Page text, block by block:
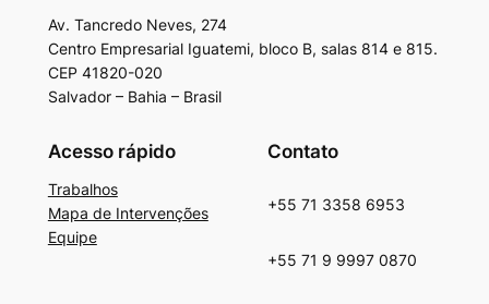
Av. Tancredo Neves, 274
Centro Empresarial Iguatemi, bloco B, salas 814 e 815.
CEP 41820-020
Salvador – Bahia – Brasil
Acesso rápido
Trabalhos
Mapa de Intervenções
Equipe
Contato
+55 71 3358 6953
+55 71 9 9997 0870